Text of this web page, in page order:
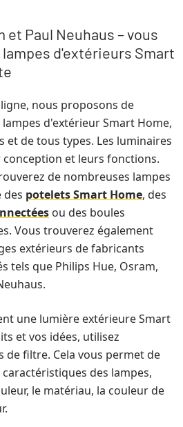
et Paul Neuhaus – vous
d'extérieurs Smart
nous proposons de
d'extérieur Smart Home,
de tous types. Les luminaires
et leurs fonctions.
de nombreuses lampes
des potelets Smart Home, des
ou des boules
Vous trouverez également
extérieurs de fabricants
tels que Philips Hue, Osram,
une lumière extérieure Smart
et vos idées, utilisez
de filtre. Cela vous permet de
des lampes,
le matériau, la couleur de